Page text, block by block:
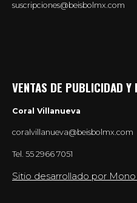
suscripciones@beisbolmx.com
VENTAS DE PUBLICIDAD Y
Coral Villanueva
coralvillanueva@beisbolmx.com
Tel. 55 2966 7051
Sitio desarrollado por